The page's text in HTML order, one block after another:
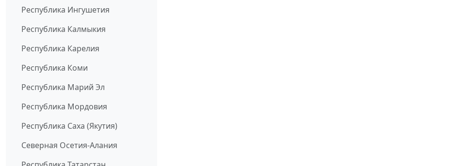
Республика Ингушетия
Республика Калмыкия
Республика Карелия
Республика Коми
Республика Марий Эл
Республика Мордовия
Республика Саха (Якутия)
Северная Осетия-Алания